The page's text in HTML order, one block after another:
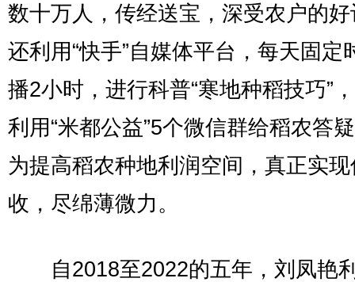
数十万人，传经送宝，深受农户的
还利用“快手”自媒体平台，每天固定
播2小时，进行科普“寒地种稻技巧”
利用“米都公益”5个微信群给稻农答
为提高稻农种地利润空间，真正实
收，尽绵薄微力。
自2018至2022的五年，刘凤艳